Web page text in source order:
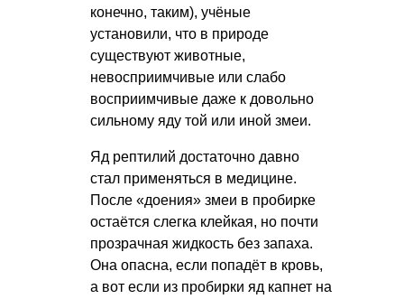
конечно, таким), учёные
установили, что в природе
существуют животные,
невосприимчивые или слабо
восприимчивые даже к довольно
сильному яду той или иной змеи.
Яд рептилий достаточно давно
стал применяться в медицине.
После «доения» змеи в пробирке
остаётся слегка клейкая, но почти
прозрачная жидкость без запаха.
Она опасна, если попадёт в кровь,
а вот если из пробирки яд капнет на